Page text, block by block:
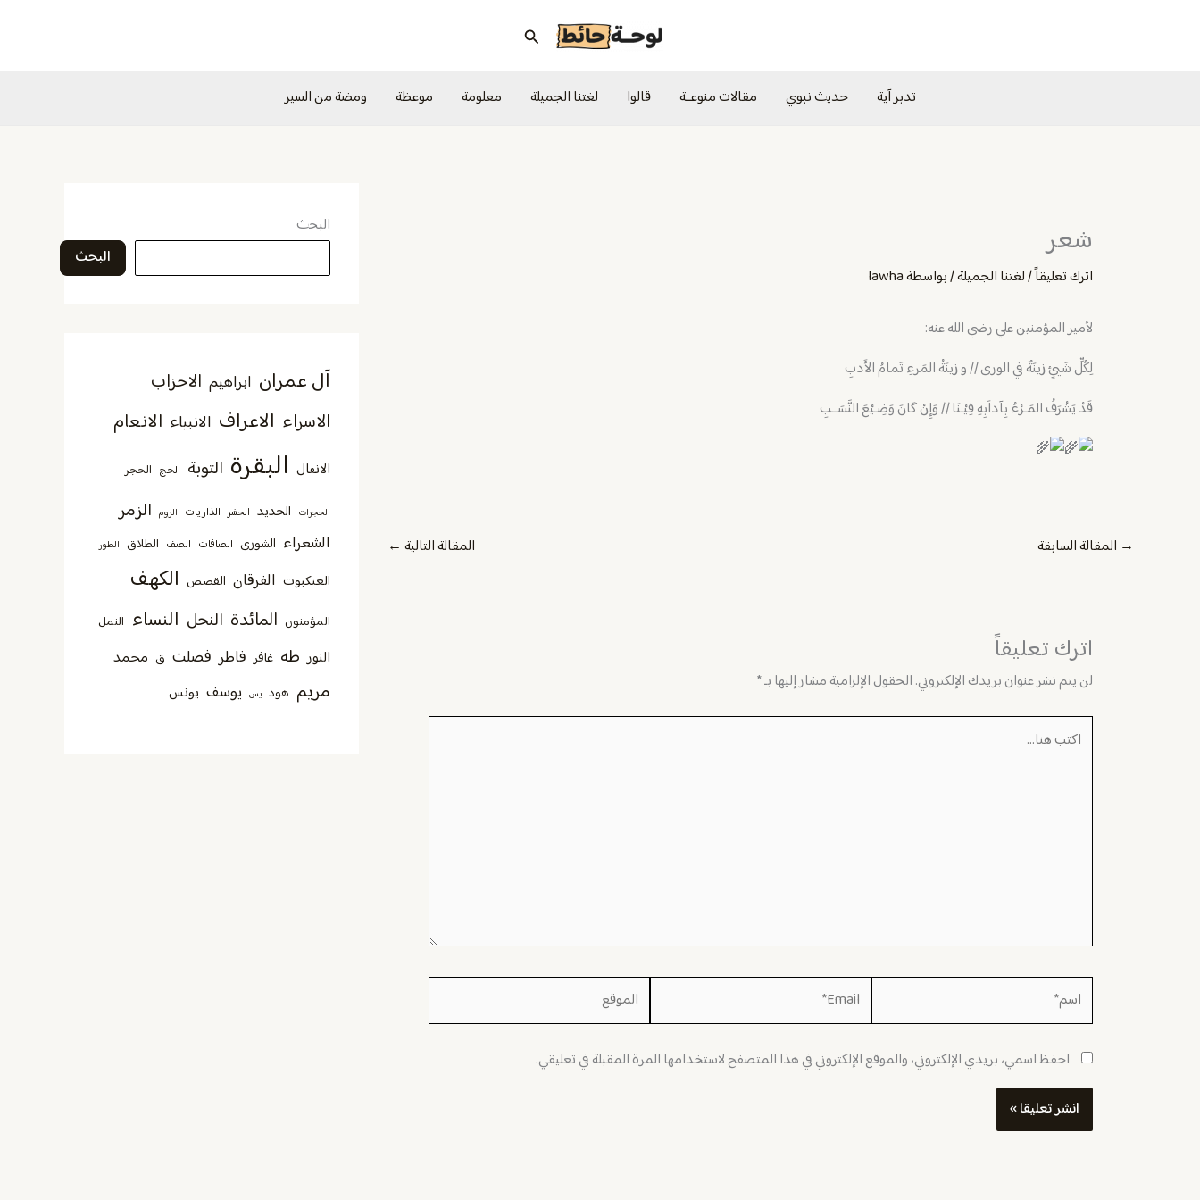
البحث
تدبر آية حديث نبوي مقالات منوعــة قالوا لغتنا الجميلة معلومة موعظة ومضة من السير
شعر
اترك تعليقاً/لغتنا الجميلة/ بواسطةlawha
لأمير المؤمنين علي رضي الله عنه:
لِكُلِّ شَيئٍ زينَةٌ في الورى // و زينَةُ المَرءِ تَمامُ الأَدبِ
قَدْ يَشْرَفُ المَـرْءُ بِآداَبِهِ فِيْـنَا // وَإِنْ كَانَ وَضِـيْعَ النَّسَــبِ
→ المقالة السابقة المقالة التالية ←
اترك تعليقاً
لن يتم نشر عنوان بريدك الإلكتروني.الحقول الإلزامية مشار إليها بـ*
اكتب
اسم* Email* الموقع
احفظ اسمي، بريدي الإلكتروني، والموقع الإلكتروني في هذا المتصفح لاستخدامها المرة المقبلة في تعليقي.
البحث
البحث
آل عمران ابراهيم الاحزاب
الاسراء الاعراف الانبياء الانعام
الانفال البقرة التوبة الحج الحجر
الحجرات الحديد الحشر الذاريات الروم الزمر
الشعراء الشورى الصافات الصف الطلاق الطور
العنكبوت الفرقان القصص الكهف
المؤمنون المائدة النحل النساء النمل
النور طه غافر فاطر فصلت ق محمد
مريم هود يس يوسف يونس